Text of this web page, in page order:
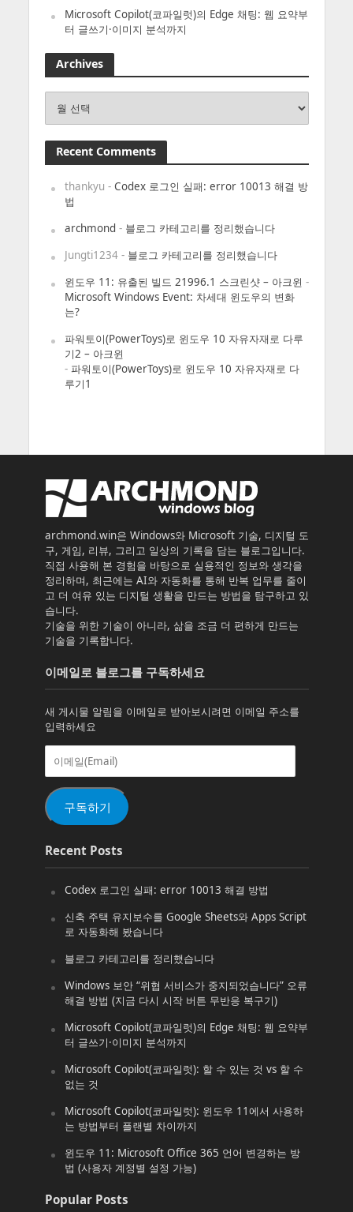
Microsoft Copilot(코파일럿)의 Edge 채팅: 웹 요약부
터 글쓰기·이미지 분석까지
Archives
Recent Comments
thankyu - Codex 로그인 실패: error 10013 해결 방
법
archmond- 블로그 카테고리를 정리했습니다
Jungti1234- 블로그 카테고리를 정리했습니다
윈도우 11: 유출된 빌드 21996.1 스크린샷 – 아크윈 -
Microsoft Windows Event: 차세대 윈도우의 변화
는?
파워토이(PowerToys)로 윈도우 10 자유자재로 다루
기2 – 아크윈
- 파워토이(PowerToys)로 윈도우 10 자유자재로 다
루기1
archmond.win은 Windows와 Microsoft 기술, 디지털 도
구, 게임, 리뷰, 그리고 일상의 기록을 담는 블로그입니다.
직접 사용해 본 경험을 바탕으로 실용적인 정보와 생각을
정리하며, 최근에는 AI와 자동화를 통해 반복 업무를 줄이
고 더 여유 있는 디지털 생활을 만드는 방법을 탐구하고 있
습니다.
기술을 위한 기술이 아니라, 삶을 조금 더 편하게 만드는
기술을 기록합니다.
이메일로 블로그를 구독하세요
새 게시물 알림을 이메일로 받아보시려면 이메일 주소를
입력하세요
이
일
(Email)
구독하기
Recent Posts
Codex 로그인 실패: error 10013 해결 방법
신축 주택 유지보수를 Google Sheets와 Apps Script
로 자동화해 봤습니다
블로그 카테고리를 정리했습니다
Windows 보안 “위협 서비스가 중지되었습니다” 오류
해결 방법 (지금 다시 시작 버튼 무반응 복구기)
Microsoft Copilot(코파일럿)의 Edge 채팅: 웹 요약부
터 글쓰기·이미지 분석까지
Microsoft Copilot(코파일럿): 할 수 있는 것 vs 할 수
없는 것
Microsoft Copilot(코파일럿): 윈도우 11에서 사용하
는 방법부터 플랜별 차이까지
윈도우 11: Microsoft Office 365 언어 변경하는 방
법 (사용자 계정별 설정 가능)
Popular Posts